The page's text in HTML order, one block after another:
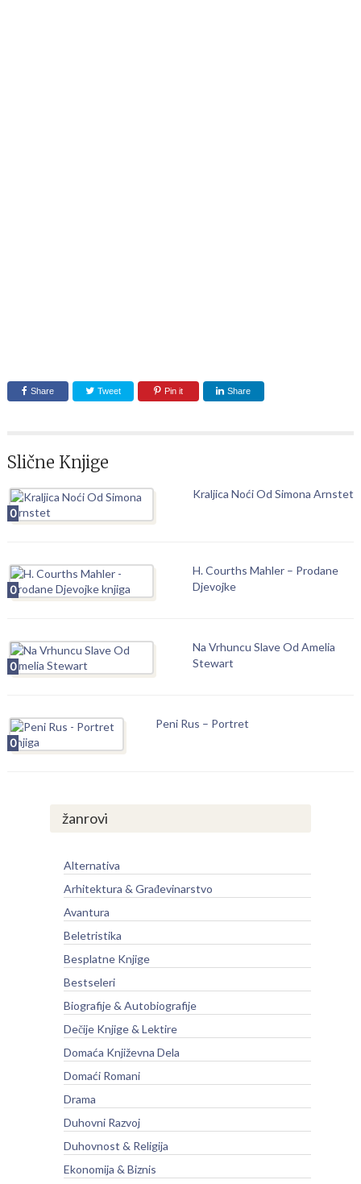
Share Tweet Pin it Share
Slične Knjige
0
Kraljica Noći Od Simona Arnstet
0
H. Courths Mahler – Prodane
Djevojke
0
Na Vrhuncu Slave Od Amelia
Stewart
0
Peni Rus – Portret
žanrovi
Alternativa
Arhitektura & Građevinarstvo
Avantura
Beletristika
Besplatne Knjige
Bestseleri
Biografije & Autobiografije
Dečije Knjige & Lektire
Domaća Književna Dela
Domaći Romani
Drama
Duhovni Razvoj
Duhovnost & Religija
Ekonomija & Biznis